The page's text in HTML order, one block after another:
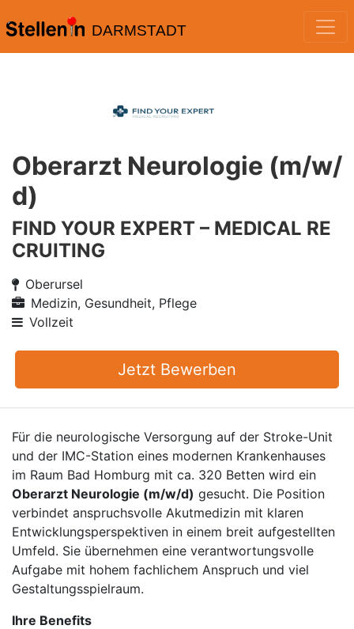
DARMSTADT
Oberarzt Neurologie (m/w/
d)
FIND YOUR EXPERT – MEDICAL RE
CRUITING
Oberursel
Medizin, Gesundheit, Pflege
Vollzeit
Jetzt Bewerben
Für die neurologische Versorgung auf der Stroke-Unit
und der IMC-Station eines modernen Krankenhauses
im Raum Bad Homburg mit ca. 320 Betten wird ein
Oberarzt Neurologie (m/w/d) gesucht. Die Position
verbindet anspruchsvolle Akutmedizin mit klaren
Entwicklungsperspektiven in einem breit aufgestellten
Umfeld. Sie übernehmen eine verantwortungsvolle
Aufgabe mit hohem fachlichem Anspruch und viel
Gestaltungsspielraum.
Ihre Benefits